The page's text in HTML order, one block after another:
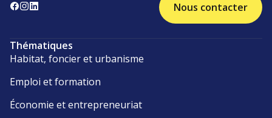
Nous contacter
Thématiques
Habitat, foncier et urbanisme
Emploi et formation
Économie et entrepreneuriat